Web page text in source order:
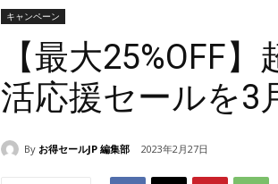
キャンペーン
【最大25%OFF
活応援セールを3
By お得セールJP 編集部 2023年2月27日